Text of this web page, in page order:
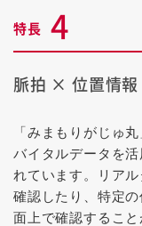
特長 4
脈拍 × 位置情報
「みまもりがじゅ
バイタルデータを
れています。リア
確認したり、特定
面上で確認するこ